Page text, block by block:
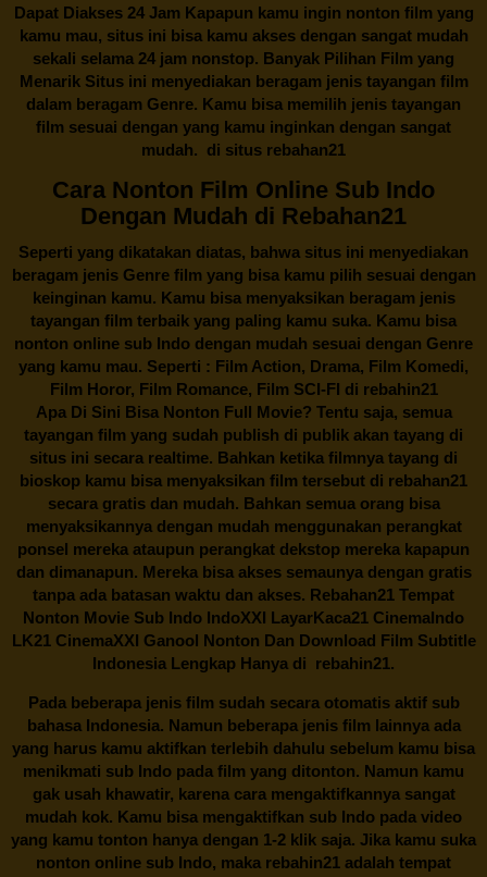
Dapat Diakses 24 Jam Kapapun kamu ingin nonton film yang
kamu mau, situs ini bisa kamu akses dengan sangat mudah
sekali selama 24 jam nonstop. Banyak Pilihan Film yang
Menarik Situs ini menyediakan beragam jenis tayangan film
dalam beragam Genre. Kamu bisa memilih jenis tayangan
film sesuai dengan yang kamu inginkan dengan sangat
mudah. di situs rebahan21
Cara Nonton Film Online Sub Indo
Dengan Mudah di Rebahan21
Seperti yang dikatakan diatas, bahwa situs ini menyediakan
beragam jenis Genre film yang bisa kamu pilih sesuai dengan
keinginan kamu. Kamu bisa menyaksikan beragam jenis
tayangan film terbaik yang paling kamu suka. Kamu bisa
nonton online sub Indo dengan mudah sesuai dengan Genre
yang kamu mau. Seperti : Film Action, Drama, Film Komedi,
Film Horor, Film Romance, Film SCI-FI di rebahin21
Apa Di Sini Bisa Nonton Full Movie? Tentu saja, semua
tayangan film yang sudah publish di publik akan tayang di
situs ini secara realtime. Bahkan ketika filmnya tayang di
bioskop kamu bisa menyaksikan film tersebut di rebahan21
secara gratis dan mudah. Bahkan semua orang bisa
menyaksikannya dengan mudah menggunakan perangkat
ponsel mereka ataupun perangkat dekstop mereka kapapun
dan dimanapun. Mereka bisa akses semaunya dengan gratis
tanpa ada batasan waktu dan akses. Rebahan21 Tempat
Nonton Movie Sub Indo IndoXXI LayarKaca21 CinemaIndo
LK21 CinemaXXI Ganool Nonton Dan Download Film Subtitle
Indonesia Lengkap Hanya di rebahin21.
Pada beberapa jenis film sudah secara otomatis aktif sub
bahasa Indonesia. Namun beberapa jenis film lainnya ada
yang harus kamu aktifkan terlebih dahulu sebelum kamu bisa
menikmati sub Indo pada film yang ditonton. Namun kamu
gak usah khawatir, karena cara mengaktifkannya sangat
mudah kok. Kamu bisa mengaktifkan sub Indo pada video
yang kamu tonton hanya dengan 1-2 klik saja. Jika kamu suka
nonton online sub Indo, maka rebahin21 adalah tempat